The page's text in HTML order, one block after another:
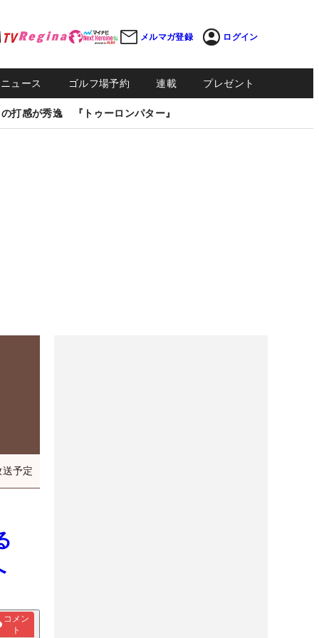
メルマガ登録 ログイン
ュース ゴルフ場予約 連載 プレゼント
打感が秀逸 『トゥーロンパター』
予定
コメン
ト